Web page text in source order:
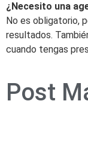
¿Necesito una
No es obligatorio,
resultados.
cuando tengas
Post